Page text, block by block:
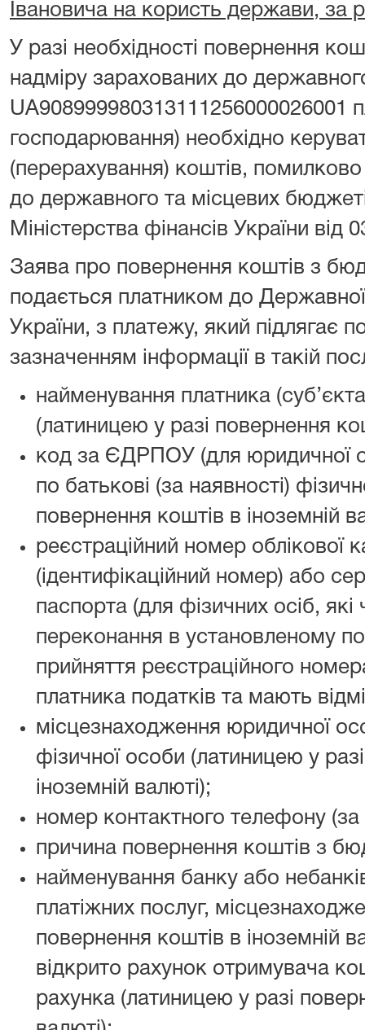
Івановича на користь держави,
У разі необхідності повернення
надміру зарахованих до
UA908999980313111256000026001
господарювання) необхідно
(перерахування) коштів,
до державного та місцевих
Міністерства фінансів України
Заява про повернення коштів з
подається платником до Державної
України, з платежу, який підлягає
зазначенням інформації в такій
найменування платника
(латиницею у разі повернення
код за ЄДРПОУ (для юридичної
по батькові (за наявності)
повернення коштів в іноземній
реєстраційний номер облікової
(ідентифікаційний номер) або
паспорта (для фізичних осіб, які
переконання в установленому
прийняття реєстраційного
платника податків та мають
місцезнаходження юридичної
фізичної особи (латиницею у
іноземній валюті);
номер контактного телефону
причина повернення коштів з
найменування банку або
платіжних послуг,
повернення коштів в іноземній
відкрито рахунок отримувача
рахунка (латиницею у разі